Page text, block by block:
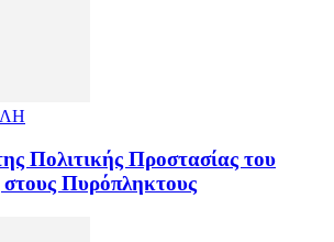
Πολιτικής Προστασίας του
Πυρόπληκτους